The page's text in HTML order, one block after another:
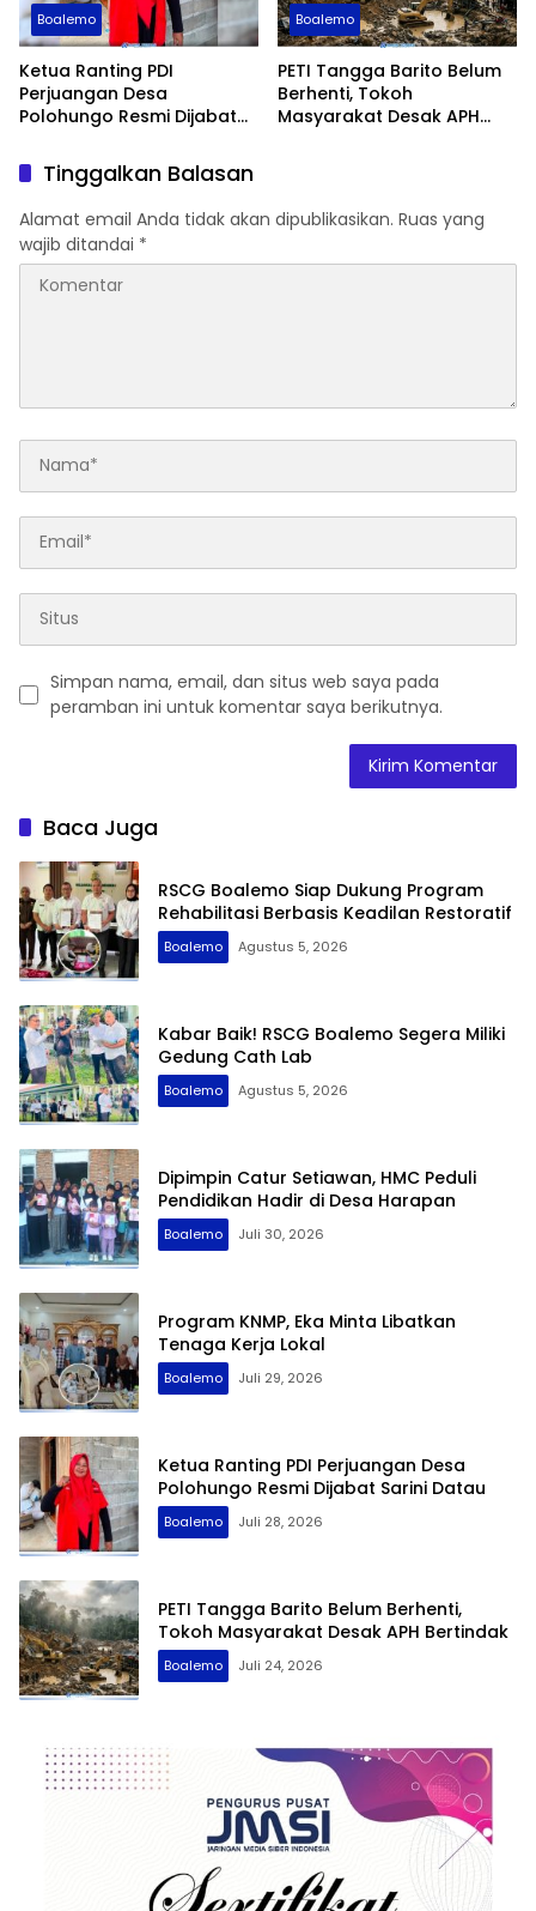
Boalemo
Ketua Ranting PDI
Perjuangan Desa
Polohungo Resmi Dijabat
Boalemo
PETI Tangga Barito Belum
Berhenti, Tokoh
Masyarakat Desak APH
Tinggalkan Balasan
Alamat email Anda tidak akan dipublikasikan. Ruas yang
wajib ditandai *
Simpan nama, email, dan situs web saya pada
peramban ini untuk komentar saya berikutnya.
Baca Juga
RSCG Boalemo Siap Dukung Program
Rehabilitasi Berbasis Keadilan Restoratif
Boalemo Agustus 5, 2026
Kabar Baik! RSCG Boalemo Segera Miliki
Gedung Cath Lab
Boalemo Agustus 5, 2026
Dipimpin Catur Setiawan, HMC Peduli
Pendidikan Hadir di Desa Harapan
Boalemo Juli 30, 2026
Program KNMP, Eka Minta Libatkan
Tenaga Kerja Lokal
Boalemo Juli 29, 2026
Ketua Ranting PDI Perjuangan Desa
Polohungo Resmi Dijabat Sarini Datau
Boalemo Juli 28, 2026
PETI Tangga Barito Belum Berhenti,
Tokoh Masyarakat Desak APH Bertindak
Boalemo Juli 24, 2026